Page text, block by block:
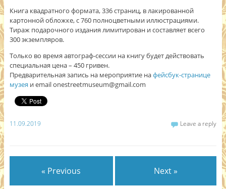
Книга квадратного формата, 336 страниц, в лакированной
картонной обложке, с 760 полноцветными иллюстрациями.
Тираж подарочного издания лимитирован и составляет всего
300 экземпляров.
Только во время автограф-сессии на книгу будет действовать
специальная цена – 450 гривен.
Предварительная запись на мероприятие нафейсбук-странице
музея и email onestreetmuseum@gmail.com
11.09.2019 Leave a reply
« Previous Next »